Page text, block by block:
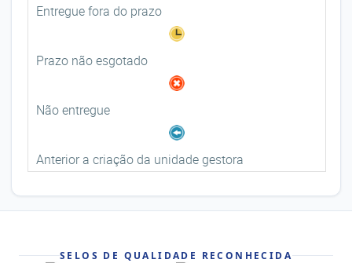
Entregue fora do prazo
Prazo não esgotado
Não entregue
Anterior a criação da unidade gestora
SELOS DE QUALIDADE RECONHECIDA